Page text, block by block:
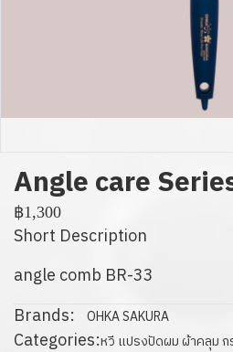
Angle care
฿1,300
Short Description
angle comb BR-33
Brands:
OHKA SAKURA
Categories:หวี แปรงปัดผม ผ้าคลุม ก